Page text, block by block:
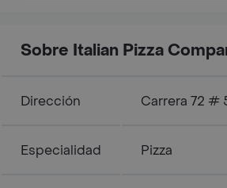
Sobre Italian Pizza
Dirección Carrera 72 #
Especialidad Pizza